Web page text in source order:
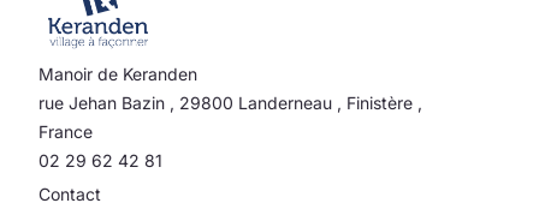
Manoir de Keranden
rue Jehan Bazin , 29800 Landerneau , Finistère ,
France
02 29 62 42 81
Contact